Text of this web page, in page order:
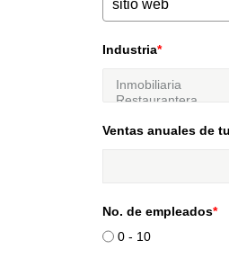
Industria*
Ventas anuales de
No. de empleados*
0 - 10